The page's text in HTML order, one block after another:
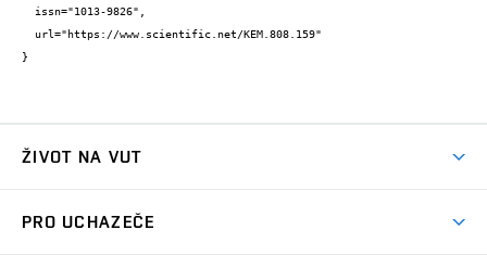
}
ŽIVOT NA VUT
PRO UCHAZEČE